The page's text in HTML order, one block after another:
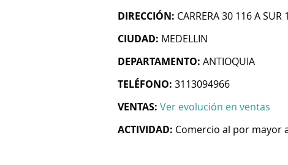
DIRECCIÓN: CARRERA 30 116 A SUR
CIUDAD: MEDELLIN
DEPARTAMENTO: ANTIOQUIA
TELÉFONO: 3113094966
VENTAS: Ver evolución en ventas
ACTIVIDAD: Comercio al por mayor